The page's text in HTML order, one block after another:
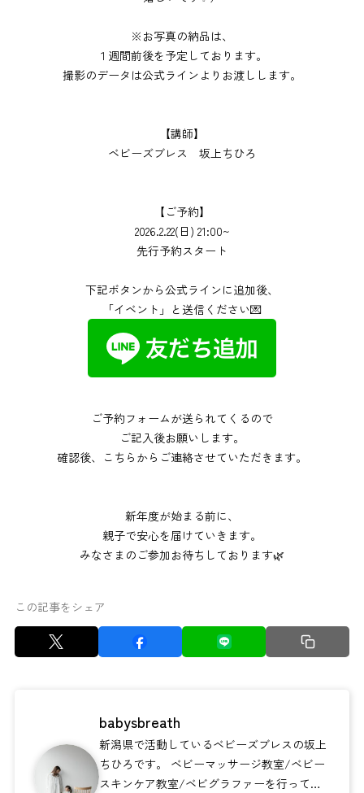
※お写真の納品は、
１週間前後を予定しております。
撮影のデータは公式ラインよりお渡しします。
【講師】
ベビーズブレス 坂上ちひろ
【ご予約】
2026.2.22(日) 21:00~
先行予約スタート
下記ボタンから公式ラインに追加後、
「イベント」と送信ください💌
ご予約フォームが送られてくるので
ご記入後お願いします。
確認後、こちらからご連絡させていただきます。
新年度が始まる前に、
親子で安心を届けていきます。
みなさまのご参加お待ちしております🌿
この記事をシェア
babysbreath
新潟県で活動しているベビーズブレスの坂上
ちひろです。 ベビーマッサージ教室/ベビー
スキンケア教室/ベビグラファーを行ってい